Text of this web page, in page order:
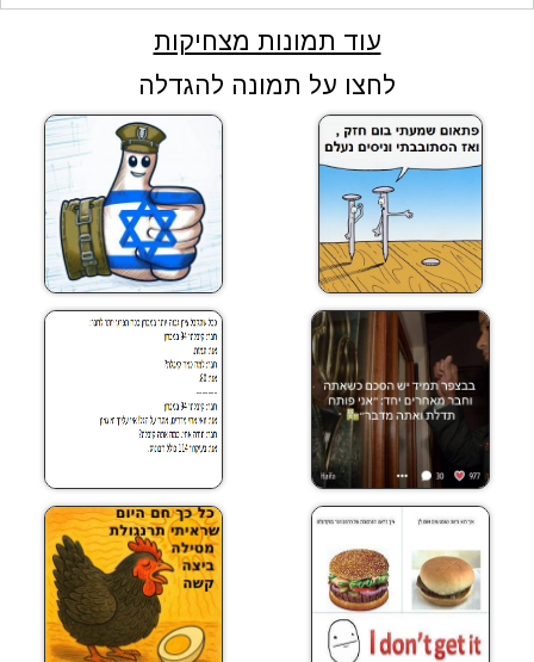
עוד תמונות מצחיקות
לחצו על תמונה להגדלה